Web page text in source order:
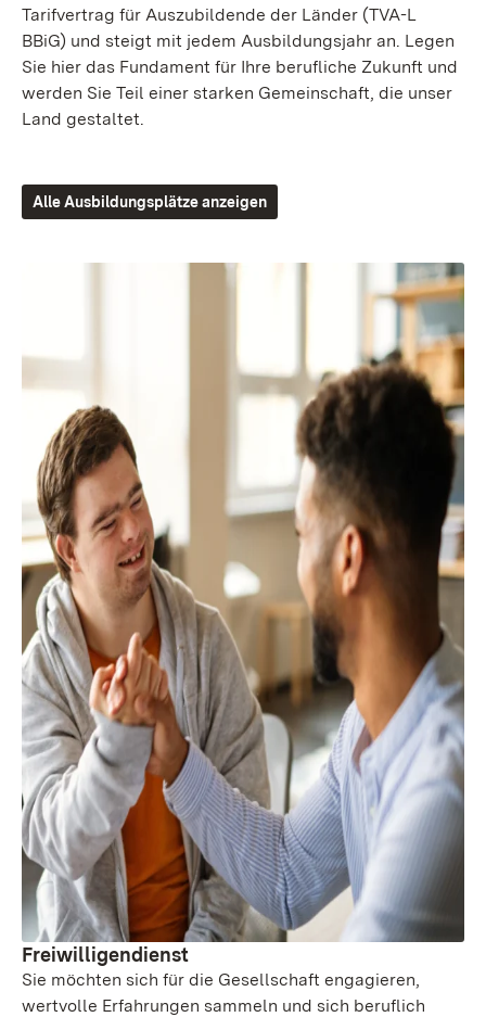
Tarifvertrag für Auszubildende der Länder (TVA-L
BBiG) und steigt mit jedem Ausbildungsjahr an. Legen
Sie hier das Fundament für Ihre berufliche Zukunft und
werden Sie Teil einer starken Gemeinschaft, die unser
Land gestaltet.
Alle Ausbildungsplätze anzeigen
Freiwilligendienst
Sie möchten sich für die Gesellschaft engagieren,
wertvolle Erfahrungen sammeln und sich beruflich